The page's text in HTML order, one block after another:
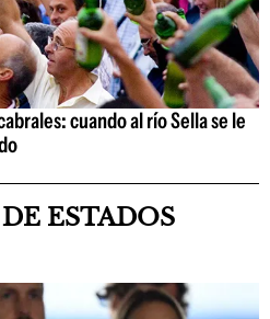
cuando al río Sella se le
ESTADOS